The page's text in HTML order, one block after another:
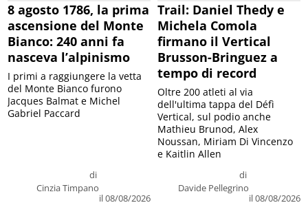
8 agosto 1786, la prima
ascensione del Monte
Bianco: 240 anni fa
nasceva l’alpinismo
di
Cinzia Timpano
il 08/08/2026
I primi a raggiungere la vetta
del Monte Bianco furono
Jacques Balmat e Michel
Gabriel Paccard
Trail: Daniel Thedy e
Michela Comola
firmano il Vertical
Brusson-Bringuez a
tempo di record
di
Davide Pellegrino
il 08/08/2026
Oltre 200 atleti al via
dell'ultima tappa del Défì
Vertical, sul podio anche
Mathieu Brunod, Alex
Noussan, Miriam Di Vincenzo
e Kaitlin Allen